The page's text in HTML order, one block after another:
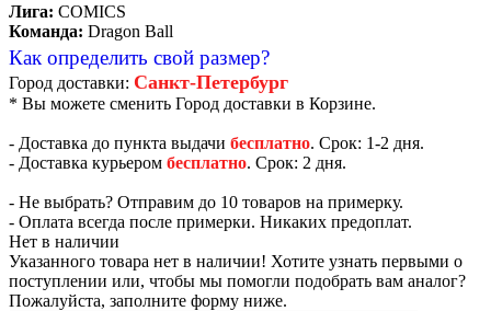
Лига: COMICS
Команда: Dragon Ball
Как определить свой размер?
Город доставки: Санкт-Петербург
* Вы можете сменить Город доставки в Корзине.
- Доставка до пункта выдачи бесплатно. Срок: 1-2 дня.
- Доставка курьером бесплатно. Срок: 2 дня.
- Не выбрать? Отправим до 10 товаров на примерку.
- Оплата всегда после примерки. Никаких предоплат.
Нет в наличии
Указанного товара нет в наличии! Хотите узнать первыми о
поступлении или, чтобы мы помогли подобрать вам аналог?
Пожалуйста, заполните форму ниже.